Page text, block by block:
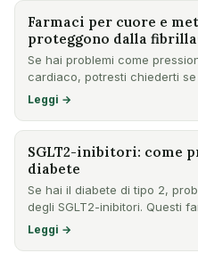
Farmaci per cuore e
proteggono dalla
Se hai problemi come
cardiaco, potresti chiederti
Leggi →
SGLT2-inibitori: come
diabete
Se hai il diabete di tipo 2,
degli SGLT2-inibitori. Questi
Leggi →